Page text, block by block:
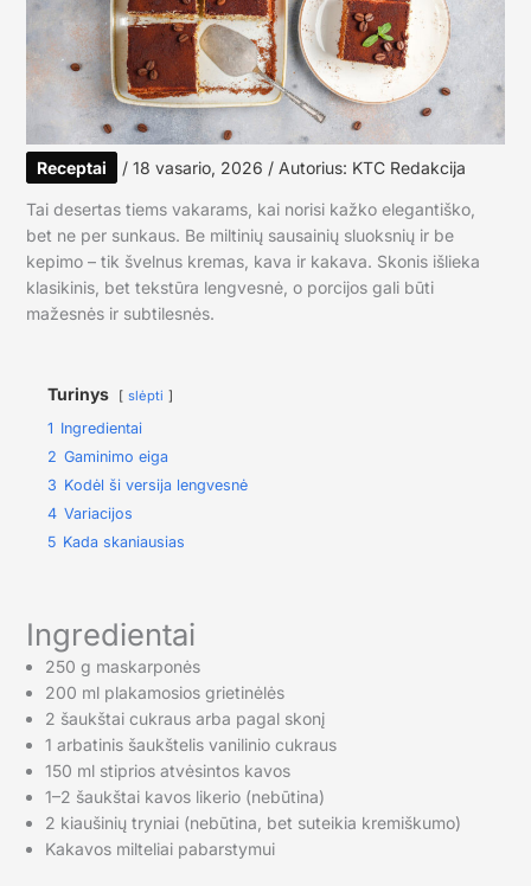
Receptai / 18 vasario, 2026 / Autorius: KTC Redakcija
Tai desertas tiems vakarams, kai norisi kažko elegantiško,
bet ne per sunkaus. Be miltinių sausainių sluoksnių ir be
kepimo – tik švelnus kremas, kava ir kakava. Skonis išlieka
klasikinis, bet tekstūra lengvesnė, o porcijos gali būti
mažesnės ir subtilesnės.
Turinys slėpti
1 Ingredientai
2 Gaminimo eiga
3 Kodėl ši versija lengvesnė
4 Variacijos
5 Kada skaniausias
Ingredientai
250 g maskarponės
200 ml plakamosios grietinėlės
2 šaukštai cukraus arba pagal skonį
1 arbatinis šaukštelis vanilinio cukraus
150 ml stiprios atvėsintos kavos
1–2 šaukštai kavos likerio (nebūtina)
2 kiaušinių tryniai (nebūtina, bet suteikia kremiškumo)
Kakavos milteliai pabarstymui